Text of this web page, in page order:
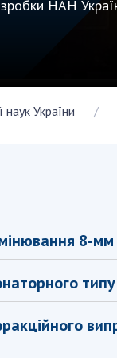
НАН
України
8-мм